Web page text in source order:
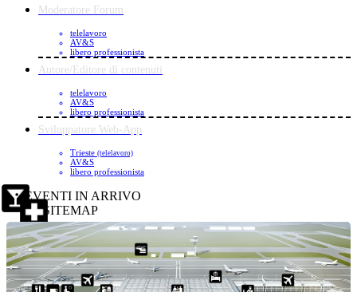
Moderatore Forum
telelavoro
AV&S
libero professionista
Autore/Editore di contenuti
telelavoro
AV&S
libero professionista
Sviluppatore Web-App
Trieste (telelavoro)
AV&S
libero professionista
EVENTI IN ARRIVO
SITEMAP